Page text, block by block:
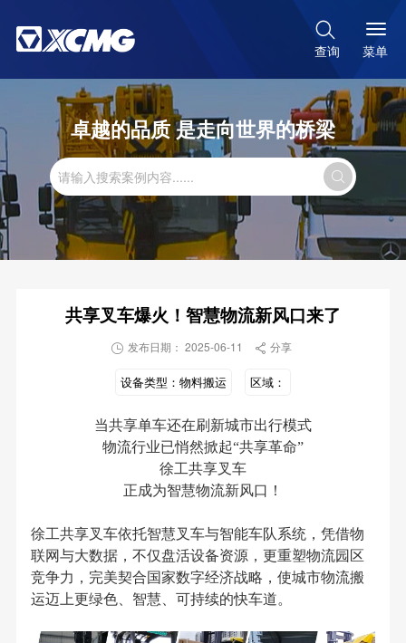

查询 菜单
卓越的品质 是走向世界的桥梁

共享叉车爆火！智慧物流新风口来了
 发布日期： 2025-06-11  分享
设备类型： 物料搬运 区域：
当共享单车还在刷新城市出行模式
物流行业已悄然掀起“共享革命”
徐工共享叉车
正成为智慧物流新风口！
徐工共享叉车依托智慧叉车与智能车队系统，凭借物
联网与大数据，不仅盘活设备资源，更重塑物流园区
竞争力，完美契合国家数字经济战略，使城市物流搬
运迈上更绿色、智慧、可持续的快车道。